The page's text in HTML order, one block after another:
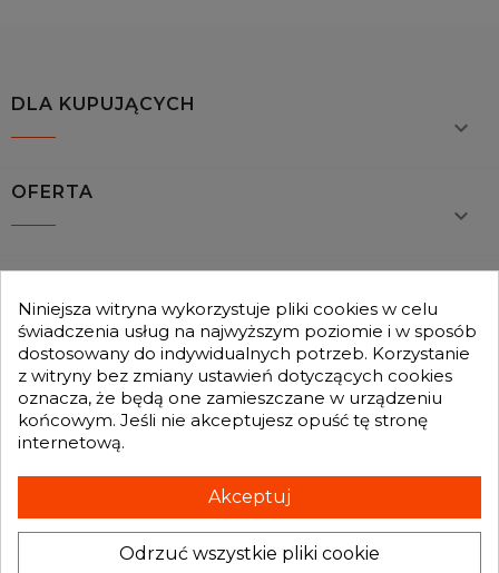
DLA KUPUJĄCYCH

OFERTA

GENESIS TURBO
Otrzymuj informację o nowościach i promocjach wprost do Twojej
INFORMACJA O SKLEPIE
Niniejsza witryna wykorzystuje pliki cookies w celu
świadczenia usług na najwyższym poziomie i w sposób
dostosowany do indywidualnych potrzeb. Korzystanie
z witryny bez zmiany ustawień dotyczących cookies
oznacza, że będą one zamieszczane w urządzeniu
końcowym. Jeśli nie akceptujesz opuść tę stronę
internetową.
Akceptuj
Odrzuć wszystkie pliki cookie